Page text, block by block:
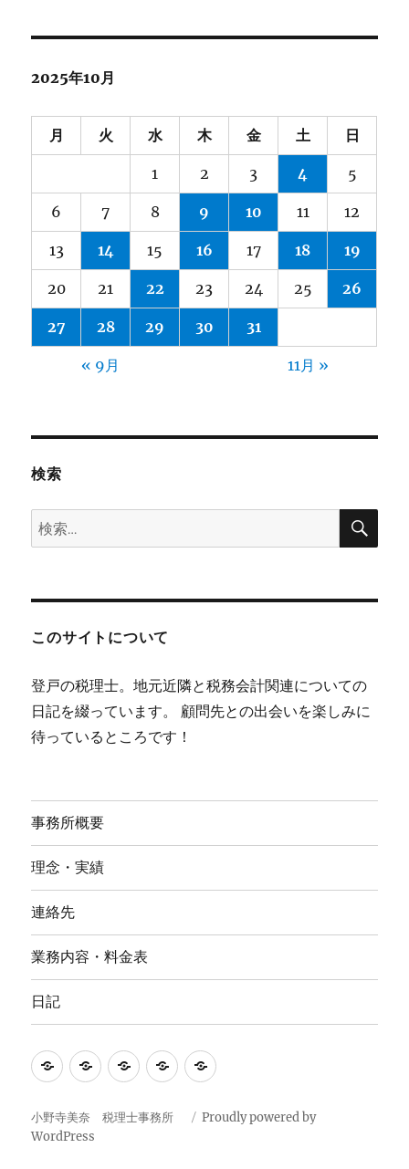
2025年10月
月 火 水 木 金 土 日
1 2 3 4 5
6 7 8 9 10 11 12
13 14 15 16 17 18 19
20 21 22 23 24 25 26
27 28 29 30 31
« 9月 11月 »
検索
検
索:
検
このサイトについて
登戸の税理士。地元近隣と税務会計関連についての
日記を綴っています。 顧問先との出会いを楽しみに
待っているところです！
事務所概要
理念・実績
連絡先
業務内容・料金表
日記
事
所
概
理
念・
実
連
先
業
日
小野寺美奈 税理士事務所
Proudly powered by
WordPress